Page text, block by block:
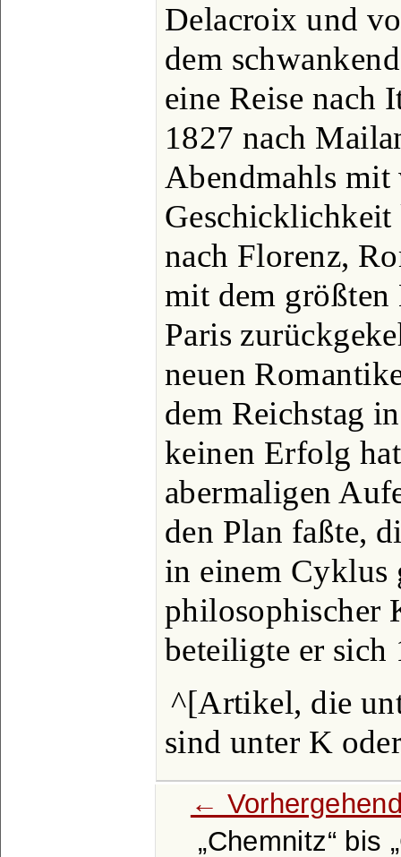
Delacroix und
dem
eine Reise nach
1827 nach
Abendmahls mit
nach Florenz,
mit dem größten
Paris
neuen
dem Reichstag
keinen Erfolg
abermaligen
den Plan faßte,
in einem Cyklus
philosophischer
beteiligte er sich
^[Artikel, die
sind unter K
←
Chemnitz bis